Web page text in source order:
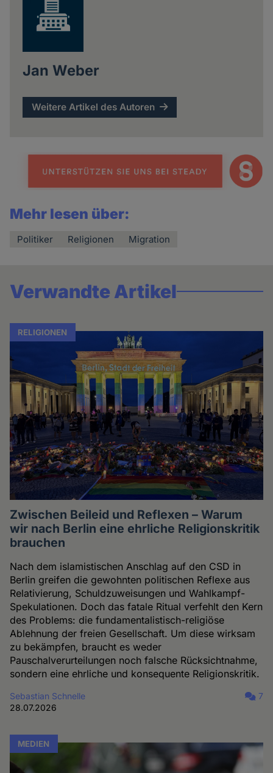
Jan Weber
Weitere Artikel des Autoren
Mehr lesen über:
Politiker Religionen Migration
Verwandte Artikel
RELIGIONEN
Zwischen Beileid und Reflexen – Warum
wir nach Berlin eine ehrliche Religionskritik
brauchen
Nach dem islamistischen Anschlag auf den CSD in
Berlin greifen die gewohnten politischen Reflexe aus
Relativierung, Schuldzuweisungen und Wahlkampf-
Spekulationen. Doch das fatale Ritual verfehlt den Kern
des Problems: die fundamentalistisch-religiöse
Ablehnung der freien Gesellschaft. Um diese wirksam
zu bekämpfen, braucht es weder
Pauschalverurteilungen noch falsche Rücksichtnahme,
sondern eine ehrliche und konsequente Religionskritik.
Sebastian Schnelle
28.07.2026
7
MEDIEN